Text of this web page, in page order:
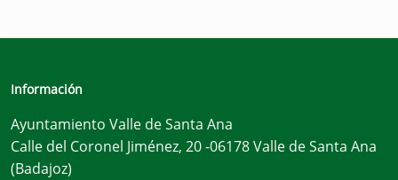
Información
Ayuntamiento Valle de Santa Ana
Calle del Coronel Jiménez, 20 -06178 Valle de Santa Ana
(Badajoz)